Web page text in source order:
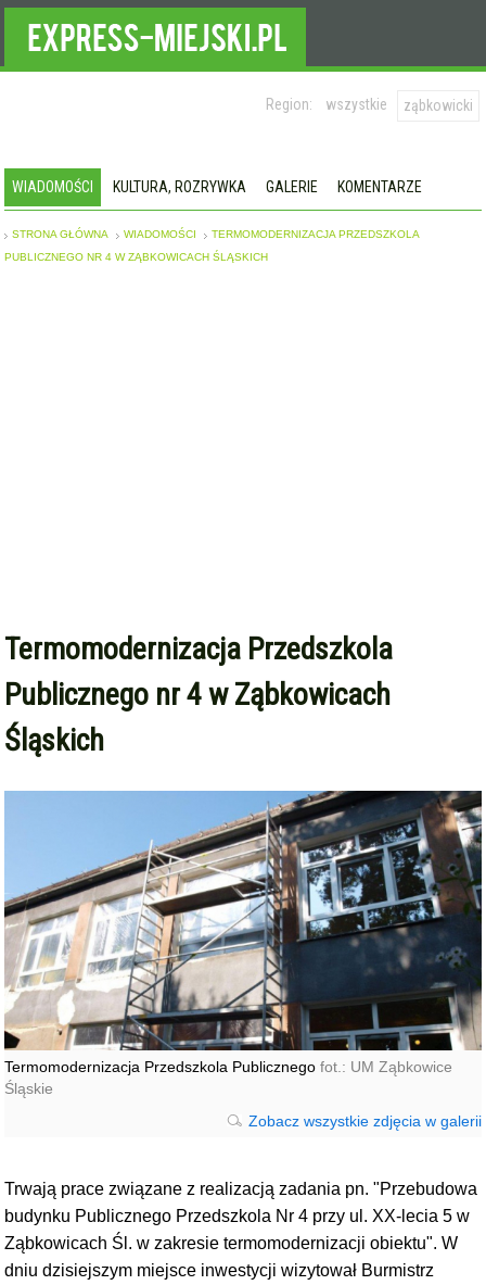
Region: wszystkie ząbkowicki
WIADOMOŚCI KULTURA, ROZRYWKA GALERIE KOMENTARZE
STRONA GŁÓWNA WIADOMOŚCI
TERMOMODERNIZACJA PRZEDSZKOLA
PUBLICZNEGO NR 4 W ZĄBKOWICACH ŚLĄSKICH
Termomodernizacja Przedszkola
Publicznego nr 4 w Ząbkowicach
Śląskich
Termomodernizacja Przedszkola Publicznegofot.: UM Ząbkowice
Śląskie
Zobacz wszystkie zdjęcia w galerii
Trwają prace związane z realizacją zadania pn. "Przebudowa
budynku Publicznego Przedszkola Nr 4 przy ul. XX-lecia 5 w
Ząbkowicach Śl. w zakresie termomodernizacji obiektu". W
dniu dzisiejszym miejsce inwestycji wizytował Burmistrz